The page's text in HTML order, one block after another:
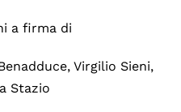
a firma di
Virgilio Sieni,
Stazio